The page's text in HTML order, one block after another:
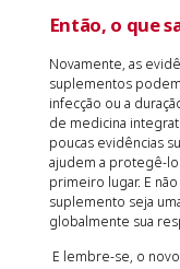
Então, o que
Novamente, as
suplementos
infecção ou a
de medicina
poucas evidências
ajudem a protegê-
primeiro lugar. E
suplemento seja
globalmente sua
E lembre-se, o